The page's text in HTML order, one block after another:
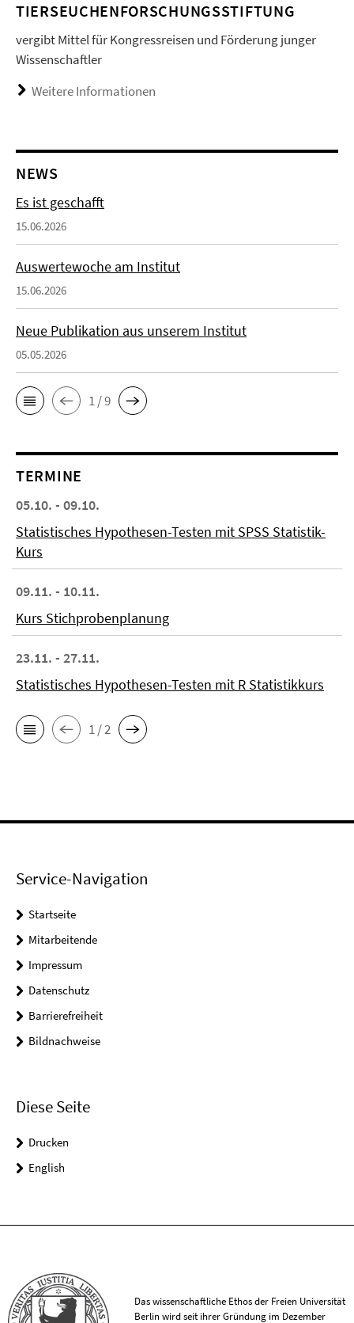
TIERSEUCHENFORSCHUNGSSTIFTUNG
vergibt Mittel für Kongressreisen und Förderung junger
Wissenschaftler
Weitere Informationen
NEWS
Es ist geschafft
15.06.2026
Auswertewoche am Institut
15.06.2026
Neue Publikation aus unserem Institut
05.05.2026
1 / 9
TERMINE
05.10. - 09.10.
Statistisches Hypothesen-Testen mit SPSS Statistik-
Kurs
09.11. - 10.11.
Kurs Stichprobenplanung
23.11. - 27.11.
Statistisches Hypothesen-Testen mit R Statistikkurs
1 / 2
Service-Navigation
Startseite
Mitarbeitende
Impressum
Datenschutz
Barrierefreiheit
Bildnachweise
Diese Seite
Drucken
English
Das wissenschaftliche Ethos der Freien Universität
Berlin wird seit ihrer Gründung im Dezember